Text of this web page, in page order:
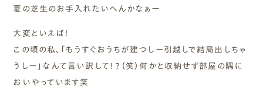
夏の芝生のお手入れたいへんかなぁー
大変といえば！
この頃の私、「もうすぐおうちが建つしー引越しで結局出しちゃ
うしー」なんて言い訳して！？（笑）何かと収納せず部屋の隅に
おいやっています笑